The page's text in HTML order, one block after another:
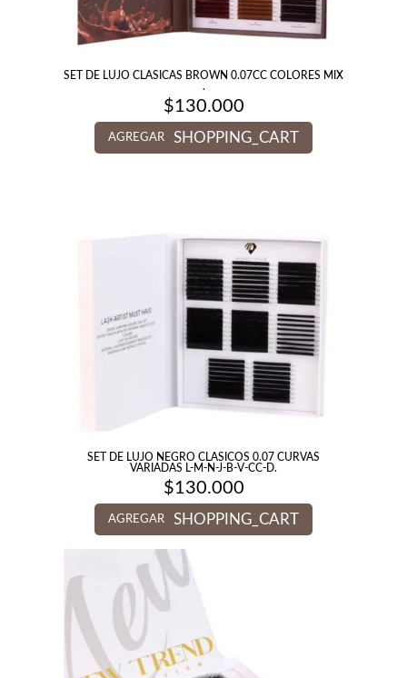
SET DE LUJO CLASICAS BROWN 0.07CC COLORES MIX
.
$130.000
AGREGAR SHOPPING_CART
SET DE LUJO NEGRO CLASICOS 0.07 CURVAS
VARIADAS L-M-N-J-B-V-CC-D.
$130.000
AGREGAR SHOPPING_CART